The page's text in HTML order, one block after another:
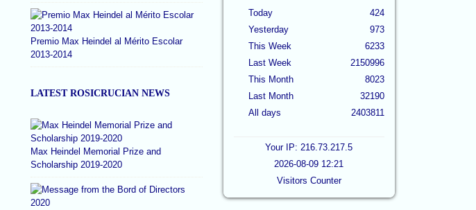
Premio Max Heindel al Mérito Escolar
2013-2014
LATEST ROSICRUCIAN NEWS
Max Heindel Memorial Prize and
Scholarship 2019-2020
Today
Yesterday
This Week
Last Week
This Month
Last Month
All days
424
973
6233
2150996
8023
32190
2403811
Your IP: 216.73.217.5
2026-08-09 12:21
Visitors Counter